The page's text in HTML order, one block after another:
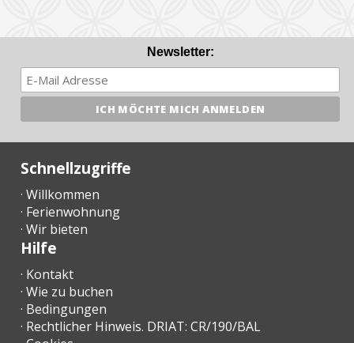
Newsletter:
Schnellzugriffe
· Willkommen
· Ferienwohnung
· Wir bieten
Hilfe
· Kontakt
· Wie zu buchen
· Bedingungen
· Rechtlicher Hinweis. DRIAT: CR/190/BAL